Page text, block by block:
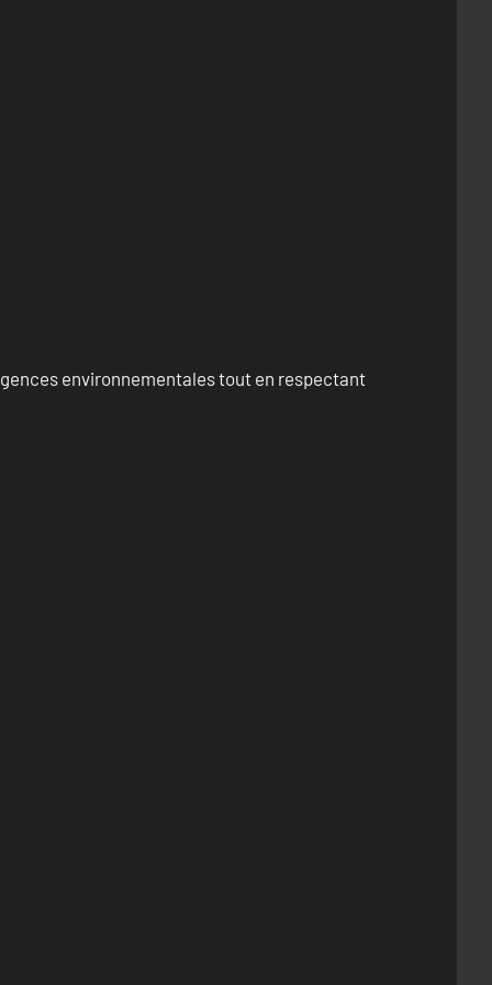
environnementales tout en respectant